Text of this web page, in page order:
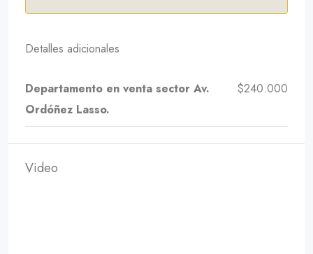
Detalles adicionales
Departamento en venta sector Av.
Ordóñez Lasso.
$240.000
Video